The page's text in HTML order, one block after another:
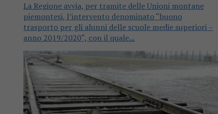
La Regione avvia, per tramite delle Unioni montane
piemontesi, l’intervento denominato “buono
trasporto per gli alunni delle scuole medie superiori –
anno 2019/2020“, con il quale...